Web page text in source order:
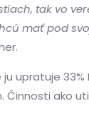
tak vo
mať pod
33%
ako